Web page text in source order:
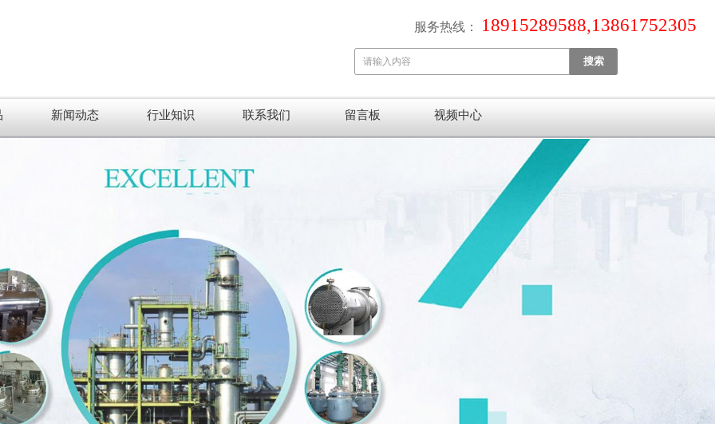
服务热线： 18915289588,13861752305
新闻动态 行业知识 联系我们 留言板 视频中心